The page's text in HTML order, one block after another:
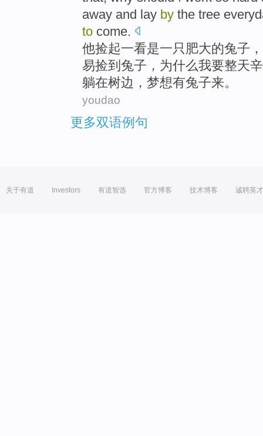
away and lay by the tree
to come.
他捡起一看是一只肥大的兔子
易捡到兔子， 为什么我要整天
躺在树边 ， 梦想有兔子来。
youdao
更多双语例句
关于有道 Investors 有道智选 官方博客 技术博客 诚聘英才